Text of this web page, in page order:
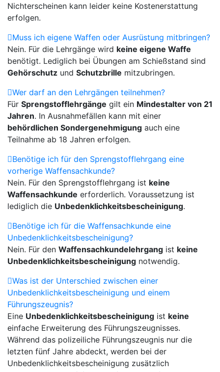
Nichterscheinen kann leider keine Kostenerstattung
erfolgen.
Muss ich eigene Waffen oder Ausrüstung mitbringen?
Nein. Für die Lehrgänge wird keine eigene Waffe
benötigt. Lediglich bei Übungen am Schießstand sind
Gehörschutz und Schutzbrille mitzubringen.
Wer darf an den Lehrgängen teilnehmen?
Für Sprengstofflehrgänge gilt ein Mindestalter von 21
Jahren. In Ausnahmefällen kann mit einer
behördlichen Sondergenehmigung auch eine
Teilnahme ab 18 Jahren erfolgen.
Benötige ich für den Sprengstofflehrgang eine
vorherige Waffensachkunde?
Nein. Für den Sprengstofflehrgang ist keine
Waffensachkunde erforderlich. Voraussetzung ist
lediglich die Unbedenklichkeitsbescheinigung.
Benötige ich für die Waffensachkunde eine
Unbedenklichkeitsbescheinigung?
Nein. Für den Waffensachkundelehrgang ist keine
Unbedenklichkeitsbescheinigung notwendig.
Was ist der Unterschied zwischen einer
Unbedenklichkeitsbescheinigung und einem
Führungszeugnis?
Eine Unbedenklichkeitsbescheinigung ist keine
einfache Erweiterung des Führungszeugnisses.
Während das polizeiliche Führungszeugnis nur die
letzten fünf Jahre abdeckt, werden bei der
Unbedenklichkeitsbescheinigung zusätzlich